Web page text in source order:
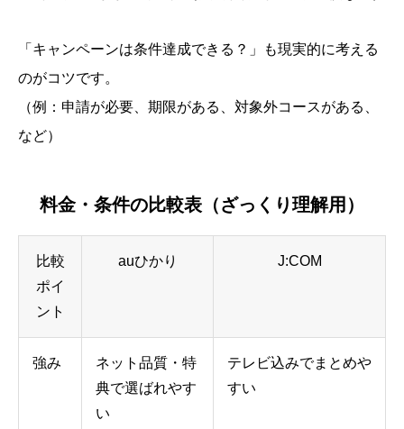
「キャンペーンは条件達成できる？」も現実的に考える
のがコツです。
（例：申請が必要、期限がある、対象外コースがある、
など）
料金・条件の比較表（ざっくり理解用）
比較
ポイ
ント
auひかり J:COM
強み
ネット品質・特
典で選ばれやす
い
テレビ込みでまとめや
すい